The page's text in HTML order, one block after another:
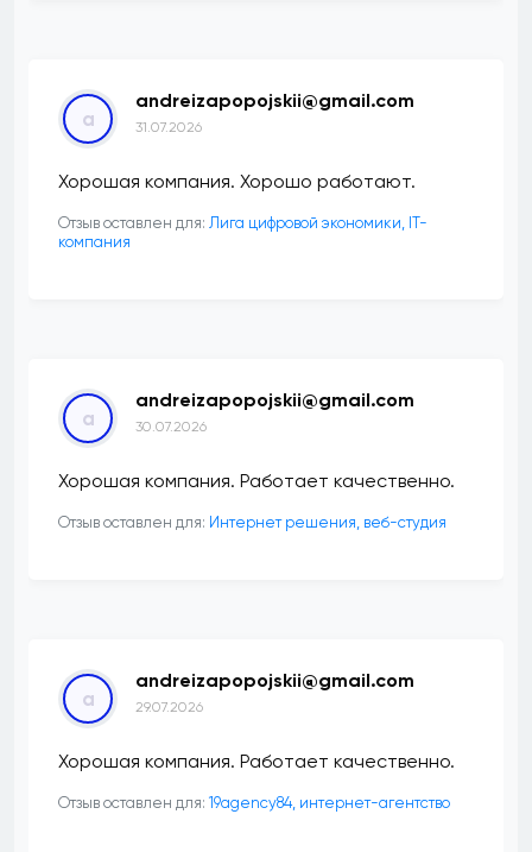
a
andreizapopojskii@gmail.com
31.07.2026
Хорошая компания. Хорошо работают.
Отзыв оставлен для: Лига цифровой экономики, IT-
компания
a
andreizapopojskii@gmail.com
30.07.2026
Хорошая компания. Работает качественно.
Отзыв оставлен для: Интернет решения, веб-студия
a
andreizapopojskii@gmail.com
29.07.2026
Хорошая компания. Работает качественно.
Отзыв оставлен для: 19agency84, интернет-агентство